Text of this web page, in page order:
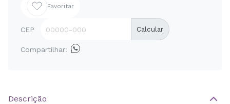
Favoritar
CEP Calcular
Compartilhar:
Descrição